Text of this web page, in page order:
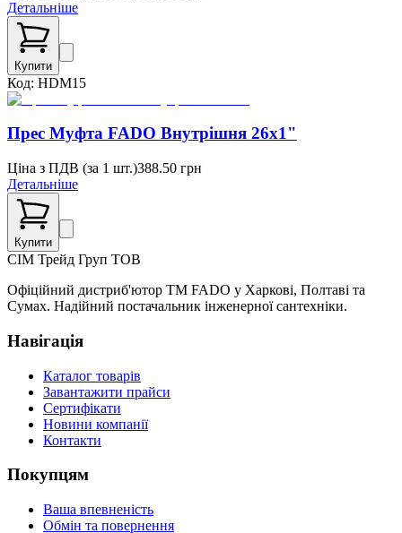
Детальніше
Купити
Код: HDM15
Прес Муфта FADO Внутрішня 26х1"
Ціна з ПДВ (за 1 шт.)388.50 грн
Детальніше
Купити
СІМ Трейд Груп ТОВ
Офіційний дистриб'ютор ТМ FADO у Харкові, Полтаві та
Сумах. Надійний постачальник інженерної сантехніки.
Навігація
Каталог товарів
Завантажити прайси
Сертифікати
Новини компанії
Контакти
Покупцям
Ваша впевненість
Обмін та повернення